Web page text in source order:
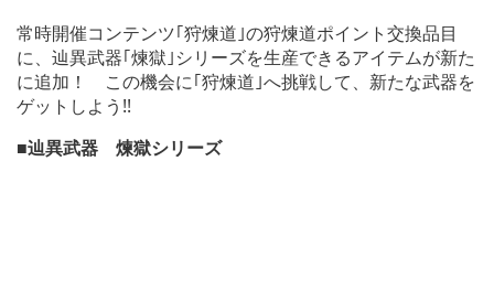
常時開催コンテンツ｢狩煉道｣の狩煉道ポイント交換品目
に、辿異武器｢煉獄｣シリーズを生産できるアイテムが新た
に追加！ この機会に｢狩煉道｣へ挑戦して、新たな武器を
ゲットしよう!!
■辿異武器 煉獄シリーズ